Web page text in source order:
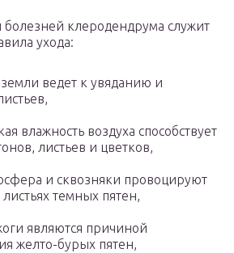
болезней клеродендрума служит
ухода:
ведет к увяданию и
влажность воздуха способствует
листьев и цветков,
и сквозняки провоцируют
темных пятен,
являются причиной
желто-бурых пятен,